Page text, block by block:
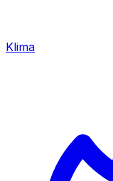
Klima